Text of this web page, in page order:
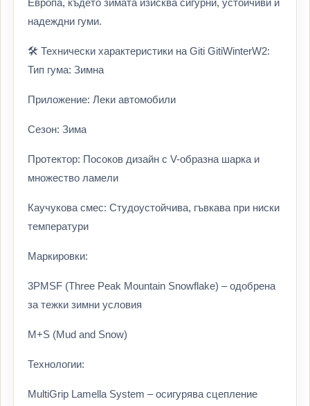
Европа, където зимата изисква сигурни, устойчиви и
надеждни гуми.
🛠️ Технически характеристики на Giti GitiWinterW2:
Тип гума: Зимна
Приложение: Леки автомобили
Сезон: Зима
Протектор: Посоков дизайн с V-образна шарка и
множество ламели
Каучукова смес: Студоустойчива, гъвкава при ниски
температури
Маркировки:
3PMSF (Three Peak Mountain Snowflake) – одобрена
за тежки зимни условия
M+S (Mud and Snow)
Технологии:
MultiGrip Lamella System – осигурява сцепление